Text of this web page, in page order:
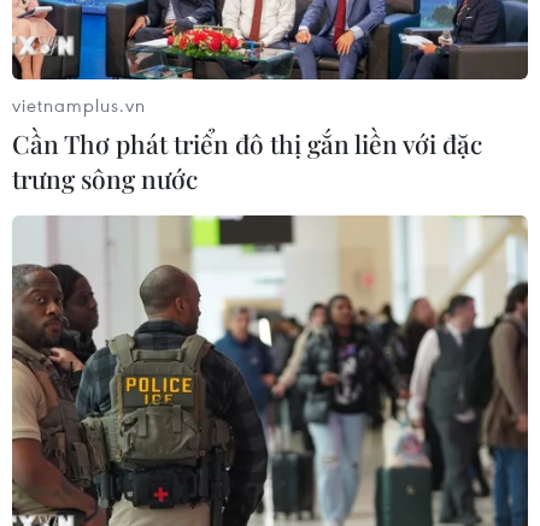
vietnamplus.vn
Cần Thơ phát triển đô thị gắn liền với đặc
trưng sông nước